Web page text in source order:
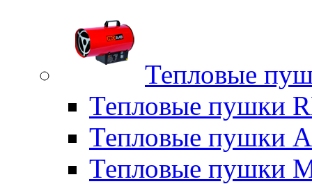
Тепловые
Тепловые пушки
Тепловые пушки
Тепловые пушки